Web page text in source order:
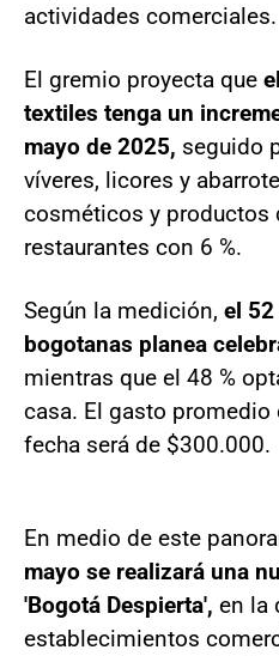
actividades comerciales.
El gremio proyecta que
textiles tenga un
mayo de 2025, seguido
víveres, licores y
cosméticos y productos
restaurantes con 6 %.
Según la medición, el 52
bogotanas planea
mientras que el 48 %
casa. El gasto
fecha será de $300.000.
En medio de este
mayo se realizará una
'Bogotá Despierta', en la
establecimientos